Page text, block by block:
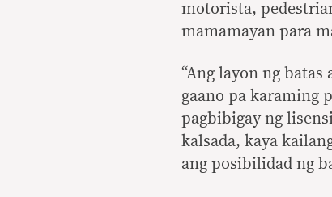
motorista,
mamamayan para
“Ang layon ng
gaano pa karaming
pagbibigay ng
kalsada, kaya
ang posibilidad ng